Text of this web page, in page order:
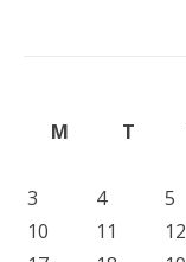
M
T
3
4 5
10
11 12